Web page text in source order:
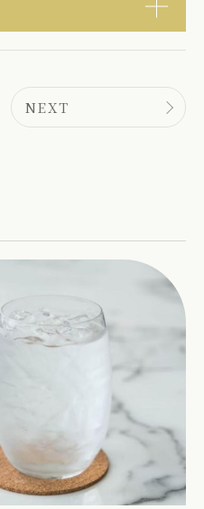
NEXT